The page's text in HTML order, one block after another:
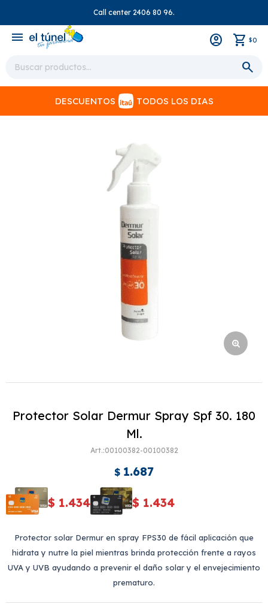
Call center 2406 80 96.
menu $0
DESCUENTOS TODOS LOS DIAS
Protector Solar Dermur Spray Spf 30. 180
Ml.
00100382-00100382
$ 1.687
$ 1.434 $ 1.434
Protector solar Dermur en spray FPS30 de fácil aplicación que
hidrata y nutre la piel mientras brinda protección frente a rayos
UVA y UVB ayudando a prevenir el daño solar y el envejecimiento
prematuro.
close